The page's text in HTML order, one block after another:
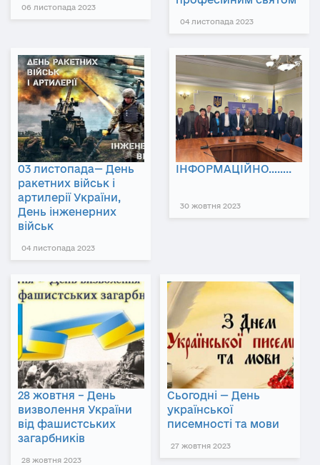
06 листопада 2023
04 листопада 2023
03 листопада— День
ракетних військ і
артилерії України,
День інженерних
військ
04 листопада 2023
ІНФОРМАЦІЙНО……..
30 жовтня 2023
28 жовтня – День
визволення України
від фашистських
загарбників
28 жовтня 2023
Сьогодні — День
української
писемності та мови
27 жовтня 2023